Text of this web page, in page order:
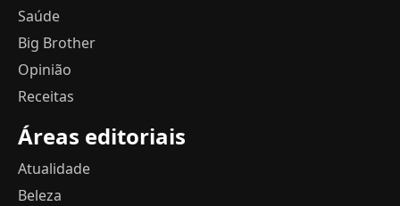
Saúde
Big Brother
Opinião
Receitas
Áreas editoriais
Atualidade
Beleza